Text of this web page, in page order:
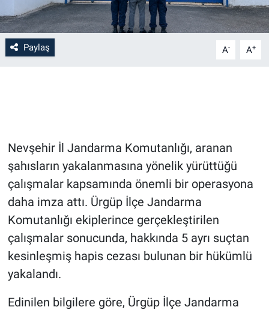
Paylaş A- A+
Nevşehir İl Jandarma Komutanlığı, aranan
şahısların yakalanmasına yönelik yürüttüğü
çalışmalar kapsamında önemli bir operasyona
daha imza attı. Ürgüp İlçe Jandarma
Komutanlığı ekiplerince gerçekleştirilen
çalışmalar sonucunda, hakkında 5 ayrı suçtan
kesinleşmiş hapis cezası bulunan bir hükümlü
yakalandı.
Edinilen bilgilere göre, Ürgüp İlçe Jandarma
3.Sayfa
Medya
Röportaj
Kayseri
Niğde
Aksaray
Kırşehir